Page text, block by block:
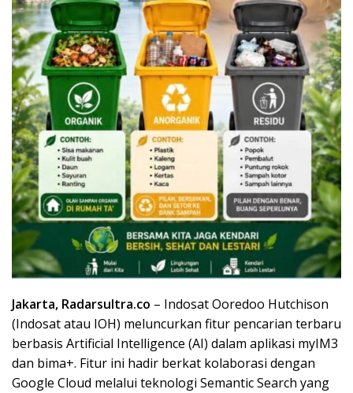
Jakarta, Radarsultra.co – Indosat Ooredoo Hutchison
(Indosat atau IOH) meluncurkan fitur pencarian terbaru
berbasis Artificial Intelligence (AI) dalam aplikasi myIM3
dan bima+. Fitur ini hadir berkat kolaborasi dengan
Google Cloud melalui teknologi Semantic Search yang